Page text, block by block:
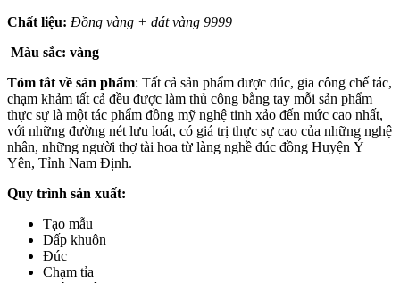
Chất liệu: Đồng vàng + dát vàng 9999
Màu sắc: vàng
Tóm tắt về sản phẩm: Tất cả sản phẩm được đúc, gia công chế tác,
chạm khảm tất cả đều được làm thủ công bằng tay mỗi sản phẩm
thực sự là một tác phẩm đồng mỹ nghệ tinh xảo đến mức cao nhất,
với những đường nét lưu loát, có giá trị thực sự cao của những nghệ
nhân, những người thợ tài hoa từ làng nghề đúc đồng Huyện Ý
Yên, Tỉnh Nam Định.
Quy trình sản xuất:
Tạo mẫu
Dấp khuôn
Đúc
Chạm tỉa